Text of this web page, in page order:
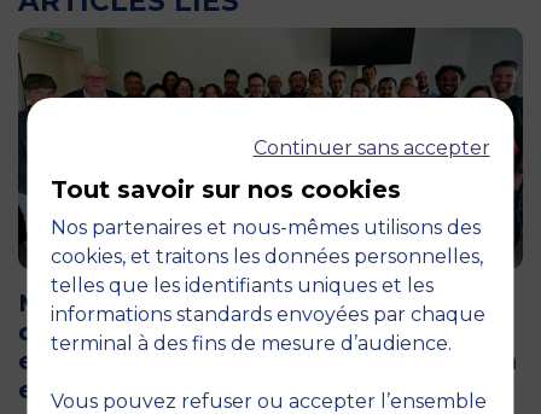
12 juin 2026
MBS accueille les jurys des Trophées
de l’Économie Numérique 2026 : un
engagement au service de l’innovation
en occitanie
Continuer sans accepter
Tout savoir sur nos cookies
Nos partenaires et nous-mêmes utilisons des
cookies, et traitons les données personnelles,
telles que les identifiants uniques et les
informations standards envoyées par chaque
terminal à des fins de mesure d’audience.
Vous pouvez refuser ou accepter l’ensemble